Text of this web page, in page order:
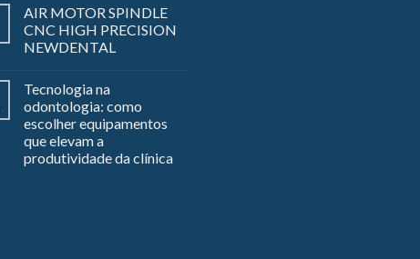
AIR MOTOR SPINDLE
CNC HIGH PRECISION
NEWDENTAL
Tecnologia na
odontologia: como
escolher equipamentos
que elevam a
produtividade da clínica